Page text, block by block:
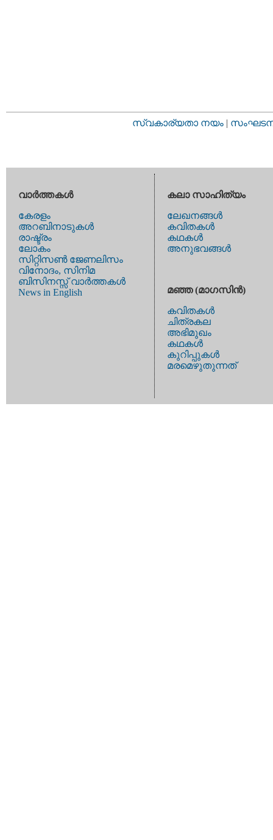
സ്വകാര്യതാ നയം |
വാര്‍ത്തകള്‍
കേരളം
അറബിനാടുകള്‍
രാഷ്ട്രം
ലോകം
സിറ്റിസണ്‍ ജേണലിസം
വിനോദം, സിനിമ
ബിസിനസ്സ് വാര്‍ത്തകള്‍
News in English
കലാ സാഹിത്യം
ലേഖനങ്ങള്‍
കവിതകള്‍
കഥകള്‍
അനുഭവങ്ങള്‍
മഞ്ഞ (മാഗസിന്‍)
കവിതകള്‍
ചിത്രകല
അഭിമുഖം
കഥകള്‍
കുറിപ്പുകള്‍
മരമെഴുതുന്നത്